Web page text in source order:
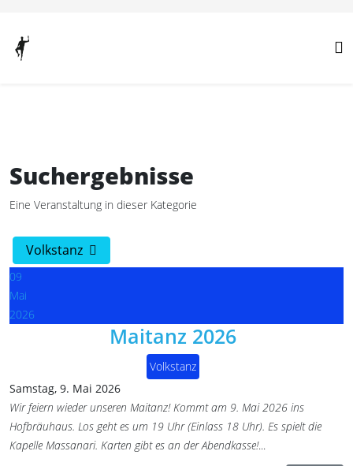
Suchergebnisse
Eine Veranstaltung in dieser Kategorie
Volkstanz
09
Mai
2026
Maitanz 2026
Volkstanz
Samstag, 9. Mai 2026
Wir feiern wieder unseren Maitanz! Kommt am 9. Mai 2026 ins
Hofbräuhaus. Los geht es um 19 Uhr (Einlass 18 Uhr). Es spielt die
Kapelle Massanari. Karten gibt es an der Abendkasse!...